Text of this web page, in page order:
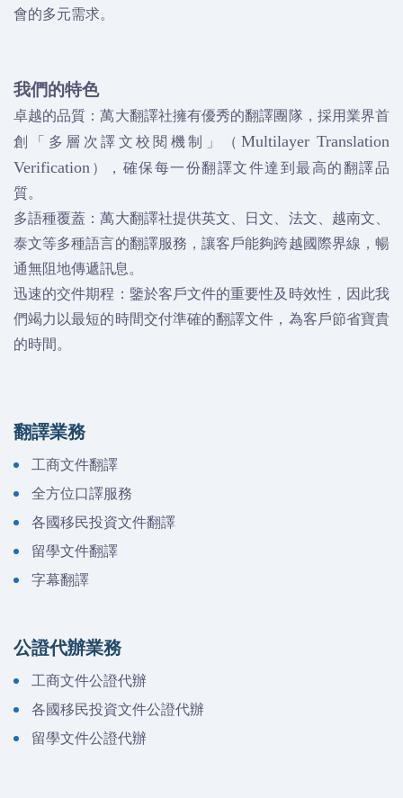
會的多元需求。
我們的特色
卓越的品質：萬大翻譯社擁有優秀的翻譯團隊，採用業界首
創「多層次譯文校閱機制」（ Multilayer Translation
Verification ），確保每一份翻譯文件達到最高的翻譯品
質。
多語種覆蓋：萬大翻譯社提供英文、日文、法文、越南文、
泰文等多種語言的翻譯服務，讓客戶能夠跨越國際界線，暢
通無阻地傳遞訊息。
迅速的交件期程：鑒於客戶文件的重要性及時效性，因此我
們竭力以最短的時間交付準確的翻譯文件，為客戶節省寶貴
的時間。
翻譯業務
工商文件翻譯
全方位口譯服務
各國移民投資文件翻譯
留學文件翻譯
字幕翻譯
公證代辦業務
工商文件公證代辦
各國移民投資文件公證代辦
留學文件公證代辦